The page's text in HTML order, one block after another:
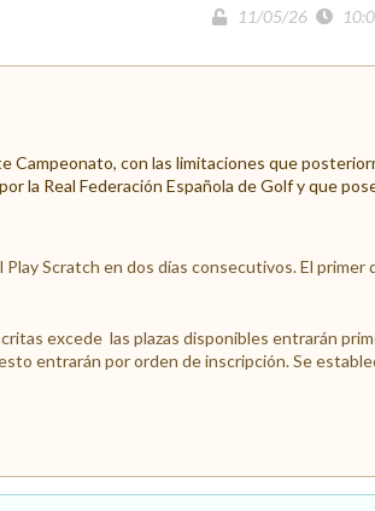
11/05/26
Campeonato, con las limitaciones que
la Real Federación Española de Golf y que
Scratch en dos días consecutivos. El
excede las plazas disponibles entrarán
entrarán por orden de inscripción. Se